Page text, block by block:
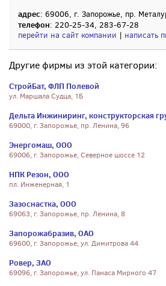
адрес: 69006, г. Запорожье, пр.
телефон: 220-25-34, 283-67-28
перейти на сайт компании | написать
Другие фирмы из этой категории:
СтройБат, ФЛП Полевой
ул. Маршала Судца, 1Б
Дельта Инжиниринг, конструкторская
69000, г. Запорожье, пр. Ленина, 96
Энергомаш, ООО
69006, г. Запорожье, Северное шоссе 12
НПК Резон, ООО
пл. Инженерная, 1
Зазоснастка, ООО
69063, г. Запорожье, пр. Ленина, 8
Запорожабразив, ОАО
69600, г. Запорожье, ул. Димитрова 44
Ровер, ЗАО
69096, г. Запорожье, ул. Панаса Мирного 47